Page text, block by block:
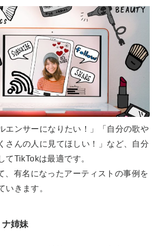
エンサーになりたい！」「自分の歌や
さんの人に見てほしい！」など、自分
てTikTokは最適です。
、有名になったアーティストの事例を
いきます。
姉妹